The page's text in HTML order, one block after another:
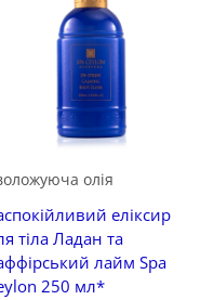
Зберегти
олія
еліксир
тіла Ладан та
лайм Spa
250 мл*